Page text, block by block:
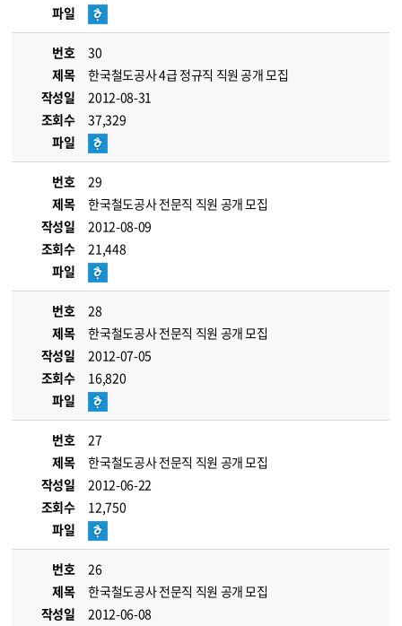
파일
번호
30
제목
한국철도공사 4급 정규직 직원 공개 모집
작성일
2012-08-31
조회수
37,329
파일
번호
29
제목
한국철도공사 전문직 직원 공개 모집
작성일
2012-08-09
조회수
21,448
파일
번호
28
제목
한국철도공사 전문직 직원 공개 모집
작성일
2012-07-05
조회수
16,820
파일
번호
27
제목
한국철도공사 전문직 직원 공개 모집
작성일
2012-06-22
조회수
12,750
파일
번호
26
제목
한국철도공사 전문직 직원 공개 모집
작성일
2012-06-08